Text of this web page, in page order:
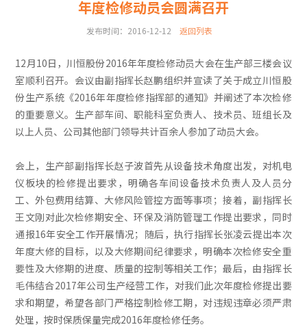
年度检修动员会圆满召开
发布时间：2016-12-12 返回列表
12月10日，川恒股份2016年年度检修动员大会在生产部三楼会议
室顺利召开。会议由副指挥长赵鹏组织并宣读了关于成立川恒股
份生产系统《2016年年度检修指挥部的通知》并阐述了本次检修
的重要意义。生产部车间、职能科室负责人、技术员、班组长及
以上人员、公司其他部门领导共计百余人参加了动员大会。
会上，生产部副指挥长赵子波首先从设备技术角度出发，对机电
仪板块的检修提出要求，明确各车间设备技术负责人及人员分
工、外包费用结算、大修风险管控方面等事项；接着，副指挥长
王文刚对此次检修期安全、环保及消防管理工作提出要求，同时
通报16年安全工作开展情况；随后，执行指挥长张凌云提出本次
年度大修的目标，以及大修期间纪律要求，明确本次检修安全重
要性及大修期的进度、质量的控制等相关工作；最后，由指挥长
毛伟结合2017年公司生产经营工作，对我们此次年度检修提出要
求和期望，希望各部门严格控制检修工期，对违规违章必须严肃
处理，按时保质保量完成2016年度检修任务。